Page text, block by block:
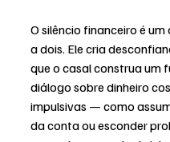
O silêncio financeiro é
a dois. Ele cria
que o casal construa um
diálogo sobre dinheiro
impulsivas — como
da conta ou esconder